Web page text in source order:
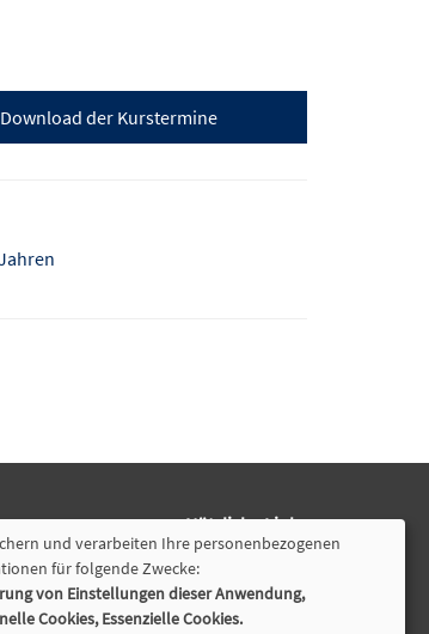
Download der Kurstermine
Nützliche Links
Öffnungszeiten
Cookie Einstellungen
und verarbeiten Ihre personenbezogenen
für folgende Zwecke:
von Einstellungen dieser Anwendung,
Cookies, Essenzielle Cookies.